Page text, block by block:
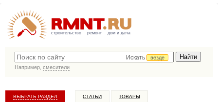
строительство ремонт дом и дача
Искать
везде
Например, смесители
ВЫБРАТЬ РАЗДЕЛ СТАТЬИ ТОВАРЫ